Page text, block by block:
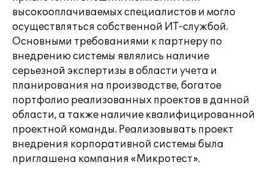
высокооплачиваемых специалистов и могло
осуществляться собственной ИТ-службой.
Основными требованиями к партнеру по
внедрению системы являлись наличие
серьезной экспертизы в области учета и
планирования на производстве, богатое
портфолио реализованных проектов в данной
области, а также наличие квалифицированной
проектной команды. Реализовывать проект
внедрения корпоративной системы была
приглашена компания «Микротест».